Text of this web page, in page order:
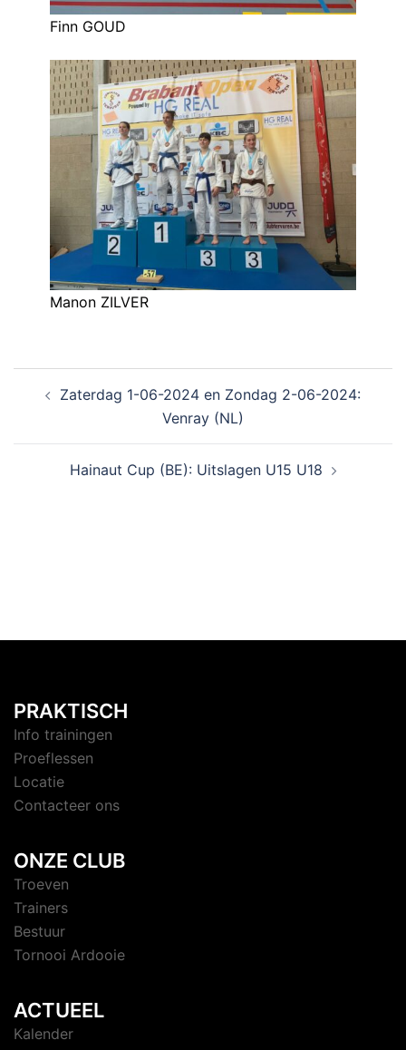
Finn GOUD
Manon ZILVER
Zaterdag 1-06-2024 en Zondag 2-06-2024:
Venray (NL)
Hainaut Cup (BE): Uitslagen U15 U18
PRAKTISCH
Info trainingen
Proeflessen
Locatie
Contacteer ons
ONZE CLUB
Troeven
Trainers
Bestuur
Tornooi Ardooie
ACTUEEL
Kalender